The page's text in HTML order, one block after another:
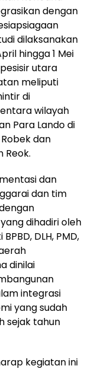
dengan
dilaksanakan
hingga 1 Mei
utara
meliputi
di
wilayah
Para Lando di
dan
Reok.
dan
dan tim
dihadiri oleh
DLH, PMD,
dinilai
integrasi
yang sudah
sejak tahun
kegiatan ini